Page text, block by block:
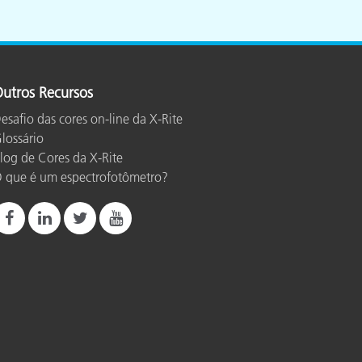
Recursos
das cores on-line da X-Rite
de Cores da X-Rite
que é um espectrofotômetro?